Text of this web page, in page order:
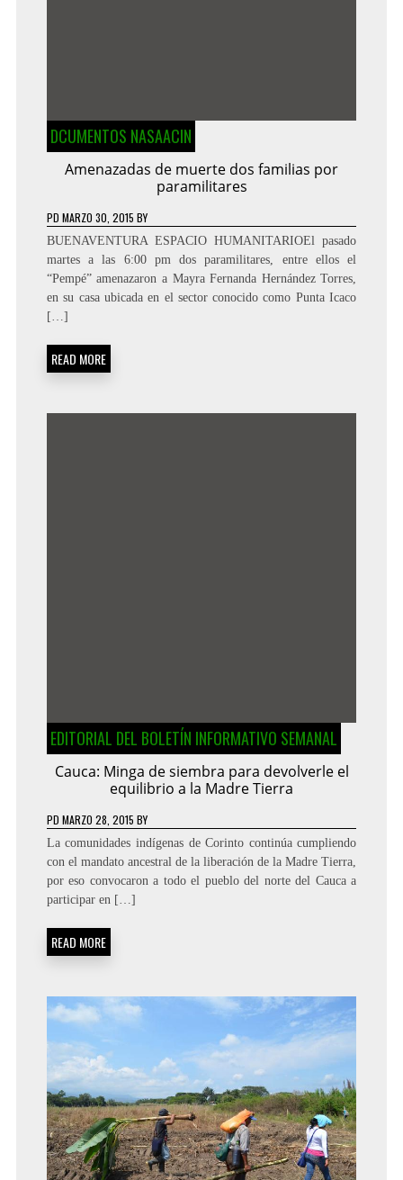
DCUMENTOS NASAACIN
Amenazadas de muerte dos familias por
paramilitares
PD MARZO 30, 2015 BY
BUENAVENTURA ESPACIO HUMANITARIOEl pasado
martes a las 6:00 pm dos paramilitares, entre ellos el
“Pempé” amenazaron a Mayra Fernanda Hernández Torres,
en su casa ubicada en el sector conocido como Punta Icaco
[…]
READ MORE
EDITORIAL DEL BOLETÍN INFORMATIVO SEMANAL
Cauca: Minga de siembra para devolverle el
equilibrio a la Madre Tierra
PD MARZO 28, 2015 BY
La comunidades indígenas de Corinto continúa cumpliendo
con el mandato ancestral de la liberación de la Madre Tierra,
por eso convocaron a todo el pueblo del norte del Cauca a
participar en […]
READ MORE